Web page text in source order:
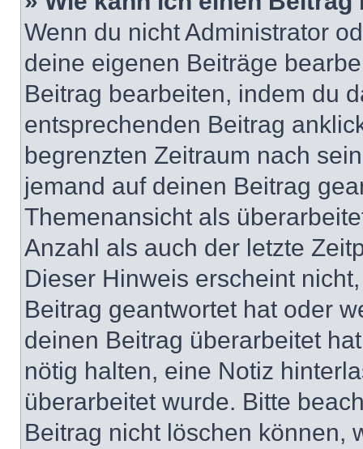
Wenn du nicht Administrator
deine eigenen Beiträge
Beitrag bearbeiten, indem du
entsprechenden Beitrag
begrenzten Zeitraum nach
jemand auf deinen Beitrag
Themenansicht als
Anzahl als auch der letzte
Dieser Hinweis erscheint
Beitrag geantwortet hat oder
deinen Beitrag überarbeitet
nötig halten, eine Notiz
überarbeitet wurde. Bitte
Beitrag nicht löschen können,